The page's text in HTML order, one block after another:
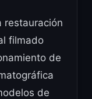
restauración
filmado
de
de